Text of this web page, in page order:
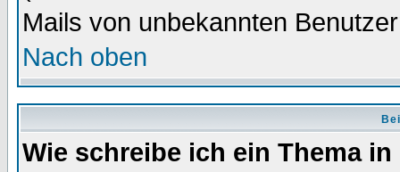
Mails von unbekannten
Nach oben
Wie schreibe ich ein Thema